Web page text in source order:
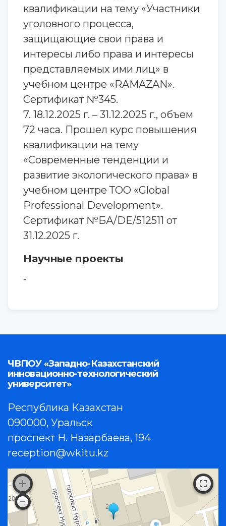
квалификации на тему «Участники
уголовного процесса,
защищающие свои права и
интересы либо права и интересы
представляемых ими лиц» в
учебном центре «RAMAZAN».
Сертификат №345.
7. 18.12.2025 г. – 31.12.2025 г., объем
72 часа. Прошел курс повышения
квалификации на тему
«Современные тенденции и
развитие экологического права» в
учебном центре ТОО «Global
Professional Development».
Сертификат №БА/DE/512511 от
31.12.2025 г.
Научные проекты
-
ЧВПОУ «Западно-Казахстанский
инновационно-технологический
университет»
Республика Казахстан
090000, Уральск
проспект Н. Назарбаева, 194
reception@wkitu.kz